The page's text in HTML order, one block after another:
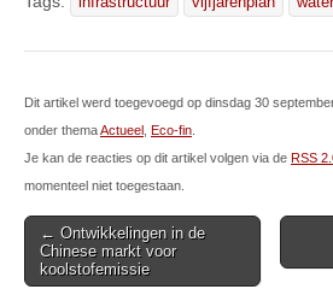
Dit artikel werd toegevoegd op dinsdag 30
onder themaActueel Eco-fin
Je kan de reacties op dit artikel volgen via de RSS
momenteel niet toegestaan.
Post
navigation
← Ontwikkelingen in de
Chinese markt voor
koolstofemissie